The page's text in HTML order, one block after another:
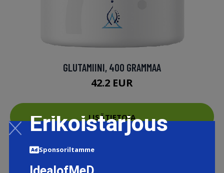
GLUTAMIINI, 400 GRAMMAA
42.2 EUR
LISÄTIETOJA
Erikoistarjous
Sponsoriltamme